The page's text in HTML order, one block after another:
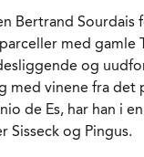
Bertrand
med gamle
og
med vinene fra det
de Es, har han i
Sisseck og Pingus.